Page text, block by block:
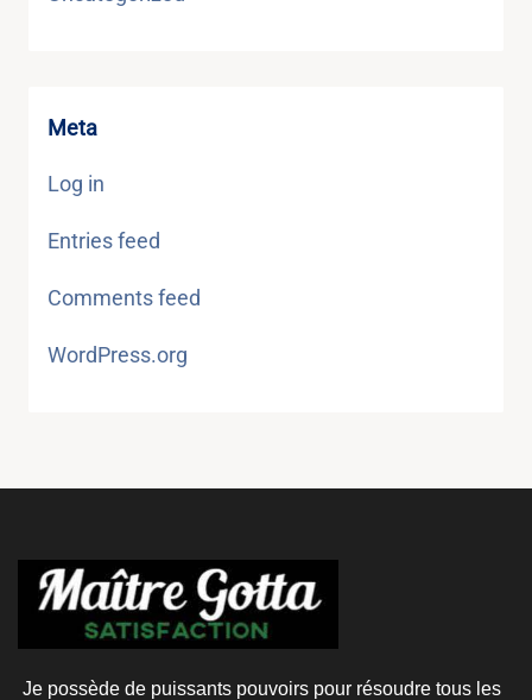
Meta
Log in
Entries feed
Comments feed
WordPress.org
Je possède de puissants pouvoirs pour résoudre tous les